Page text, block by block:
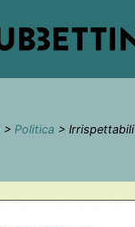
editore
> Politica > Irrispettabili